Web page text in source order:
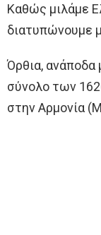
Καθώς μιλάμε
διατυπώνουμε
Όρθια, ανάποδα
σύνολο των
στην Αρμονία